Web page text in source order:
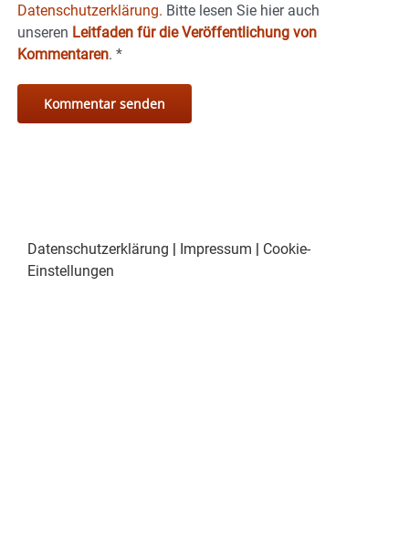
Datenschutzerklärung. Bitte lesen Sie hier auch
unseren Leitfaden für die Veröffentlichung von
Kommentaren. *
Datenschutzerklärung Impressum
Cookie-
Einstellungen